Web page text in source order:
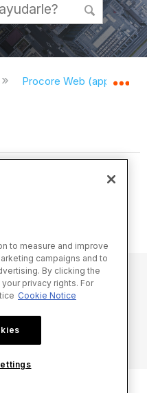
jerarquía global
Procore Web
en 2017.
2018.
de uso
to measure and improve
campaigns and to
By clicking the
privacy rights. For
Cookie Notice